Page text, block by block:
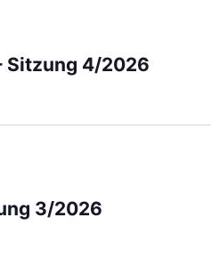
Sitzung 4/2026
3/2026